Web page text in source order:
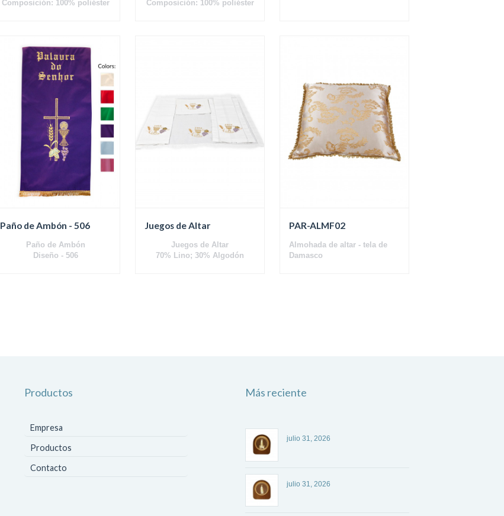
Composición: 100% poliéster
Composición: 100% poliéster
Paño de Ambón - 506
Paño de Ambón
Diseño - 506
Juegos de Altar
Juegos de Altar
70% Lino; 30% Algodón
PAR-ALMF02
Almohada de altar - tela de
Damasco
Productos
Empresa
Productos
Contacto
Más reciente
julio 31, 2026
julio 31, 2026